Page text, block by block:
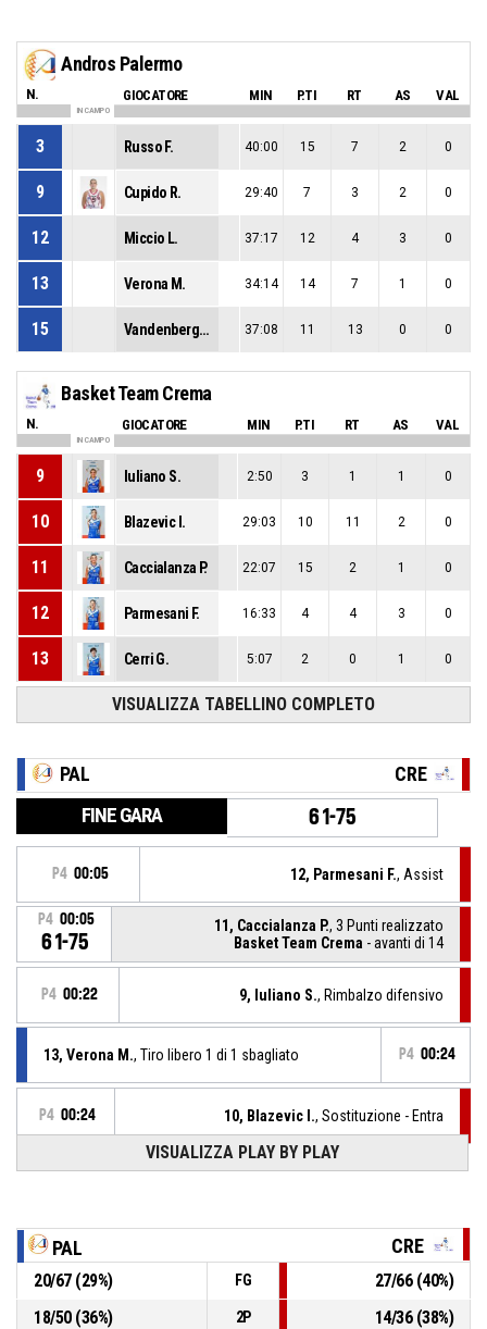
Andros Palermo
N. GIOCATORE MIN P.TI RT AS VAL
IN CAMPO
3 Russo F. 40:00 15 7 2 0
9 Cupido R. 29:40 7 3 2 0
12 Miccio L. 37:17 12 4 3 0
13 Verona M. 34:14 14 7 1 0
15 Vandenberg J. 37:08 11 13 0 0
Basket Team Crema
N. GIOCATORE MIN P.TI RT AS VAL
IN CAMPO
9 Iuliano S. 2:50 3 1 1 0
10 Blazevic I. 29:03 10 11 2 0
11 Caccialanza P. 22:07 15 2 1 0
12 Parmesani F. 16:33 4 4 3 0
13 Cerri G. 5:07 2 0 1 0
VISUALIZZA TABELLINO COMPLETO
PAL CRE
FINE GARA 61-75
P4 00:05 12, Parmesani F., Assist
P4 00:05
61-75
11, Caccialanza P., 3 Punti realizzato
Basket Team Crema - avanti di 14
P4 00:22 9, Iuliano S., Rimbalzo difensivo
13, Verona M., Tiro libero 1 di 1 sbagliato P4 00:24
P4 00:24 10, Blazevic I., Sostituzione - Entra
P4 00:24 15, Grassia V., Sostituzione - Esce
13, Verona M. P4 00:24
00:24 15, Grassia V.
VISUALIZZA PLAY BY PLAY
PAL CRE
20/67(29%) FG 27/66(40%)
18/50(36%) 2P 14/36(38%)